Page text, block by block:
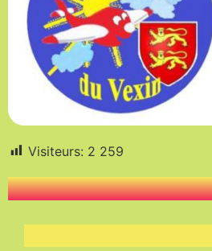
Visiteurs: 2 259